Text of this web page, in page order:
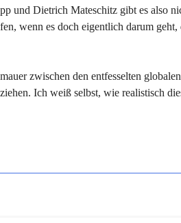
und Dietrich Mateschitz gibt es also
wenn es doch eigentlich darum geht,
zwischen den entfesselten globalen
Ich weiß selbst, wie realistisch